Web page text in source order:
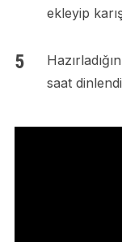
ekleyip
saat